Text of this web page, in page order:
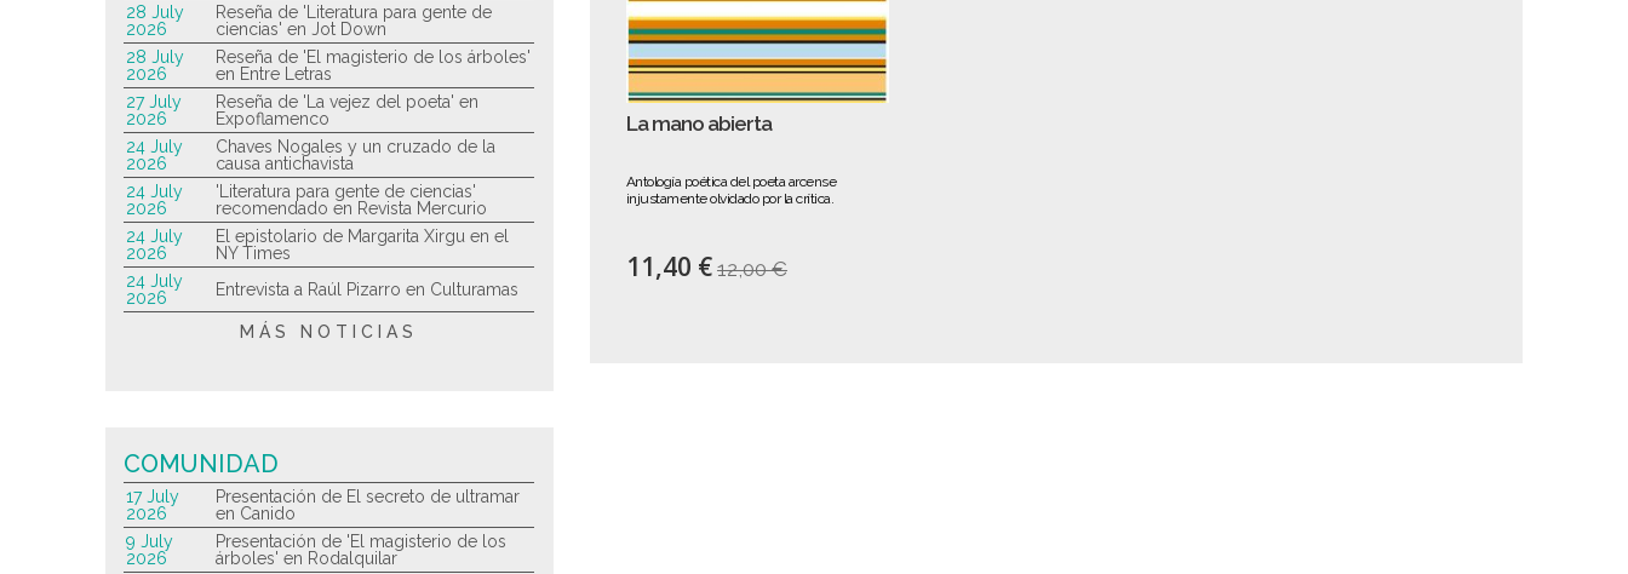
La mano abierta
Antología poética del poeta arcense
injustamente olvidado por la crítica.
11,40 € 12,00 €
28 July
2026
Reseña de 'Literatura para gente de
ciencias' en Jot Down
28 July
2026
Reseña de 'El magisterio de los árboles'
en Entre Letras
27 July
2026
Reseña de 'La vejez del poeta' en
Expoflamenco
24 July
2026
Chaves Nogales y un cruzado de la
causa antichavista
24 July
2026
'Literatura para gente de ciencias'
recomendado en Revista Mercurio
24 July
2026
El epistolario de Margarita Xirgu en el
NY Times
24 July
2026
Entrevista a Raúl Pizarro en Culturamas
MÁS NOTICIAS
COMUNIDAD
17 July
2026
Presentación de El secreto de ultramar
en Canido
9 July
2026
Presentación de 'El magisterio de los
árboles' en Rodalquilar